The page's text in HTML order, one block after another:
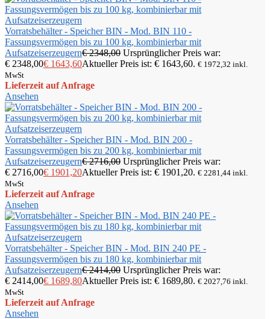
Vorratsbehälter - Speicher BIN - Mod. BIN 110 -
Fassungsvermögen bis zu 100 kg, kombinierbar mit
Aufsatzeiserzeugern€2348,00 Ursprünglicher Preis war:
€ 2348,00€ 1643,60Aktueller Preis ist: € 1643,60. € 1972,32 inkl.
MwSt
Lieferzeit auf Anfrage
Ansehen
Vorratsbehälter - Speicher BIN - Mod. BIN 200 -
Fassungsvermögen bis zu 200 kg, kombinierbar mit
Aufsatzeiserzeugern€2716,00 Ursprünglicher Preis war:
€ 2716,00€ 1901,20Aktueller Preis ist: € 1901,20. € 2281,44 inkl.
MwSt
Lieferzeit auf Anfrage
Ansehen
Vorratsbehälter - Speicher BIN - Mod. BIN 240 PE -
Fassungsvermögen bis zu 180 kg, kombinierbar mit
Aufsatzeiserzeugern€2414,00 Ursprünglicher Preis war:
€ 2414,00€ 1689,80Aktueller Preis ist: € 1689,80. € 2027,76 inkl.
MwSt
Lieferzeit auf Anfrage
Ansehen